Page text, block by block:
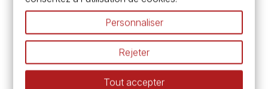
Nos promotions en cours
Espace conseils
L’aquarelle en tubes ou en godets ?
Le vocabulaire technique de l’aquarelle
Différence entre peinture Fine et Extra-fine
Personnaliser
Rejeter
Tout accepter